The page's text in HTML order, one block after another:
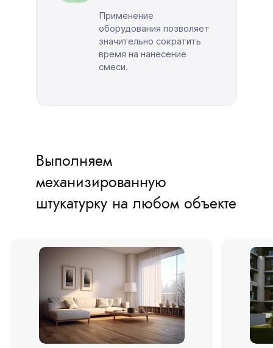
Применение
оборудования позволяет
значительно сократить
время на нанесение
смеси.
Выполняем
механизированную
штукатурку на любом объекте